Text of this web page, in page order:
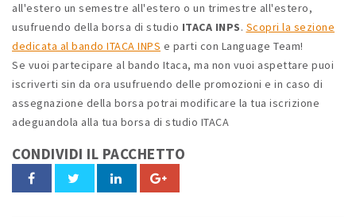
all'estero un semestre all'estero o un trimestre all'estero,
usufruendo della borsa di studio ITACA INPS. Scopri la sezione
dedicata al bando ITACA INPS e parti con Language Team!
Se vuoi partecipare al bando Itaca, ma non vuoi aspettare puoi
iscriverti sin da ora usufruendo delle promozioni e in caso di
assegnazione della borsa potrai modificare la tua iscrizione
adeguandola alla tua borsa di studio ITACA
CONDIVIDI IL PACCHETTO